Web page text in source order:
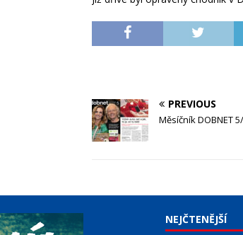
PREVIOUS
Měsíčník DOBNET
NEJČTENĚJŠÍ